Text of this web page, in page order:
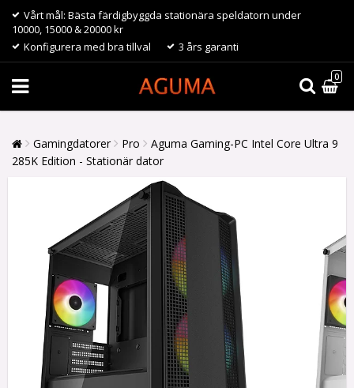
Vårt mål: Bästa färdigbyggda stationära speldatorn under
10000, 15000 & 20000 kr
Konfigurera med bra tillval
3 års garanti
0
Gamingdatorer Pro
Aguma Gaming-PC Intel Core Ultra 9
285K Edition - Stationär dator